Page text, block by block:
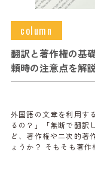
column
翻訳と著作権の基
頼時の注意点を解
外国語の文章を利用す
るの？」「無断で翻訳
ど、著作権や二次的著
ょうか？ そもそも著